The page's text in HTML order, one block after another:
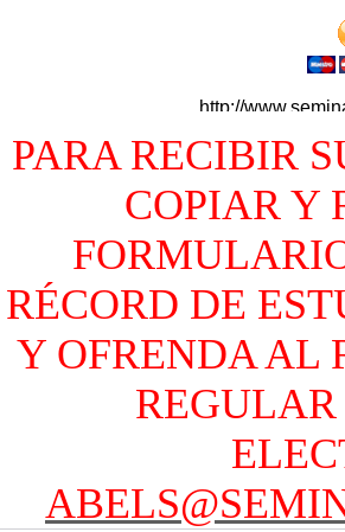
PARA RECIBIR
COPIAR Y
RÉCORD DE
Y OFRENDA AL
REGULAR